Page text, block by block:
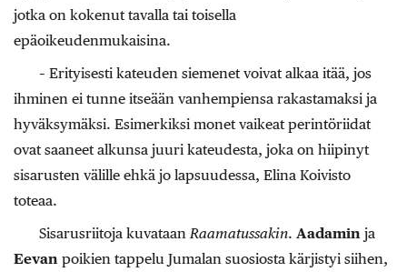
jotka on kokenut tavalla tai toisella
epäoikeudenmukaisina.
– Erityisesti kateuden siemenet voivat alkaa itää, jos
ihminen ei tunne itseään vanhempiensa rakastamaksi ja
hyväksymäksi. Esimerkiksi monet vaikeat perintöriidat
ovat saaneet alkunsa juuri kateudesta, joka on hiipinyt
sisarusten välille ehkä jo lapsuudessa, Elina Koivisto
toteaa.
Sisarusriitoja kuvataan Raamatussakin. Aadamin ja
Eevan poikien tappelu Jumalan suosiosta kärjistyi siihen,